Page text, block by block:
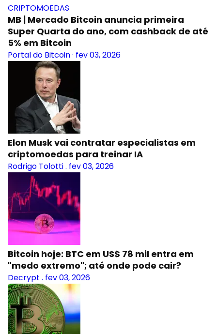
CRIPTOMOEDAS
MB | Mercado Bitcoin anuncia primeira
Super Quarta do ano, com cashback de até
5% em Bitcoin
Portal do Bitcoin· fev 03, 2026
Elon Musk vai contratar especialistas em
criptomoedas para treinar IA
Rodrigo Tolotti. fev 03, 2026
Bitcoin hoje: BTC em US$ 78 mil entra em
"medo extremo"; até onde pode cair?
Decrypt . fev 03, 2026